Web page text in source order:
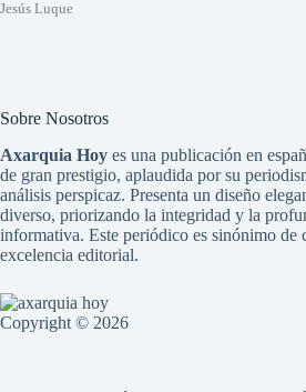
Jesús Luque
Sobre Nosotros
Axarquia Hoy es una publicación en
de gran prestigio, aplaudida por su
análisis perspicaz. Presenta un diseño
diverso, priorizando la integridad y la
informativa. Este periódico es sinónimo de
excelencia editorial.
Copyright © 2026